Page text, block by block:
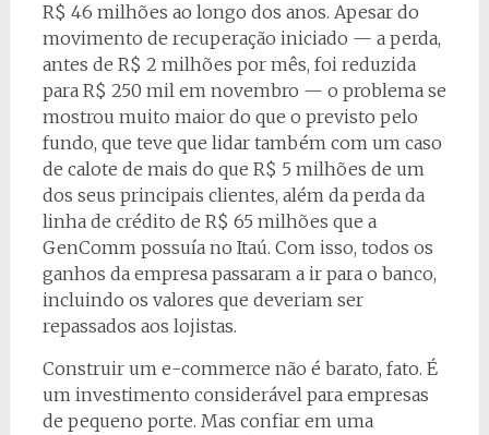
R$ 46 milhões ao longo dos anos. Apesar do
movimento de recuperação iniciado — a perda,
antes de R$ 2 milhões por mês, foi reduzida
para R$ 250 mil em novembro — o problema se
mostrou muito maior do que o previsto pelo
fundo, que teve que lidar também com um caso
de calote de mais do que R$ 5 milhões de um
dos seus principais clientes, além da perda da
linha de crédito de R$ 65 milhões que a
GenComm possuía no Itaú. Com isso, todos os
ganhos da empresa passaram a ir para o banco,
incluindo os valores que deveriam ser
repassados aos lojistas.
Construir um e-commerce não é barato, fato. É
um investimento considerável para empresas
de pequeno porte. Mas confiar em uma